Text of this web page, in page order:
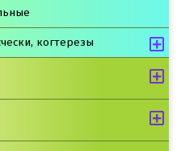
когтерезы